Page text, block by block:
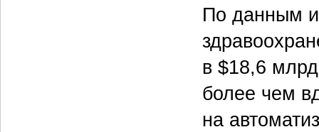
По данным
в $18,6
более чем
на